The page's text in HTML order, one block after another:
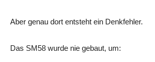
Aber genau dort entsteht ein Denkfehler.
Das SM58 wurde nie gebaut, um: